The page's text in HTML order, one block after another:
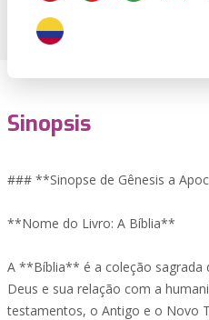
Sinopsis
### **Sinopse de Gênesis a
**Nome do Livro: A Bíblia**
A **Bíblia** é a coleção sagrada
Deus e sua relação com a
testamentos, o Antigo e o Novo